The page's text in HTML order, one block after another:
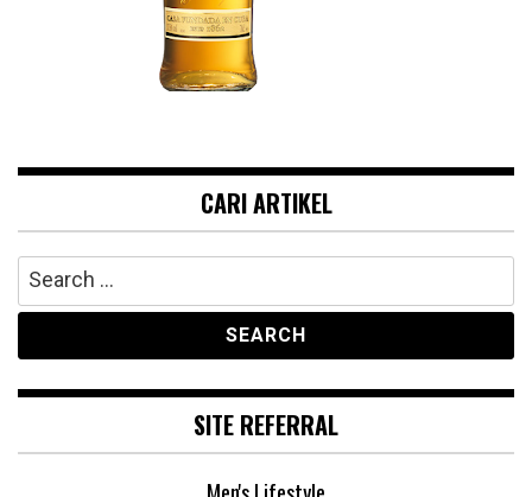
CARI ARTIKEL
Search
for:
SITE REFERRAL